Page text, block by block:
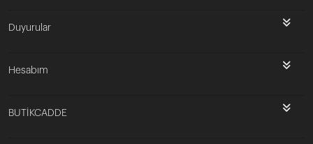
Duyurular
Hesabım
BUTİKCADDE